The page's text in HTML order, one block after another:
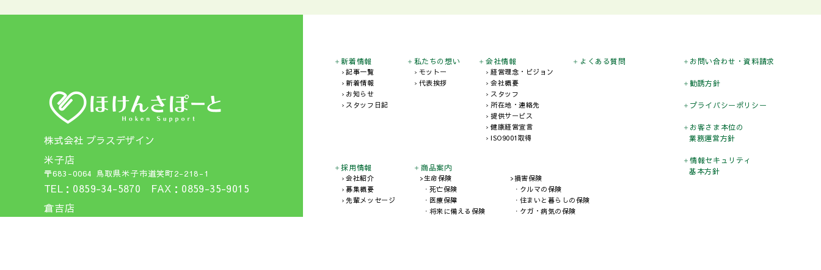
株式会社 プラスデザイン
米子店
〒683-0064 鳥取県米子市道笑町2-218-1
TEL：0859-34-5870 FAX：0859-35-9015
倉吉店
新着情報
記事一覧
新着情報
お知らせ
スタッフ日記
私たちの想い
モットー
代表挨拶
会社情報
経営理念・ビジョン
会社概要
スタッフ
所在地・連絡先
提供サービス
健康経営宣言
ISO9001取得
よくある質問
採用情報
会社紹介
募集概要
先輩メッセージ
商品案内
生命保険
死亡保険
医療保障
将来に備える保険
損害保険
クルマの保険
住まいと暮らしの保険
ケガ・病気の保険
お問い合わせ ・資料請求
勧誘方針
プライバシーポリシー
お客さま本位の
業務運営方針
情報セキュリティ
基本方針